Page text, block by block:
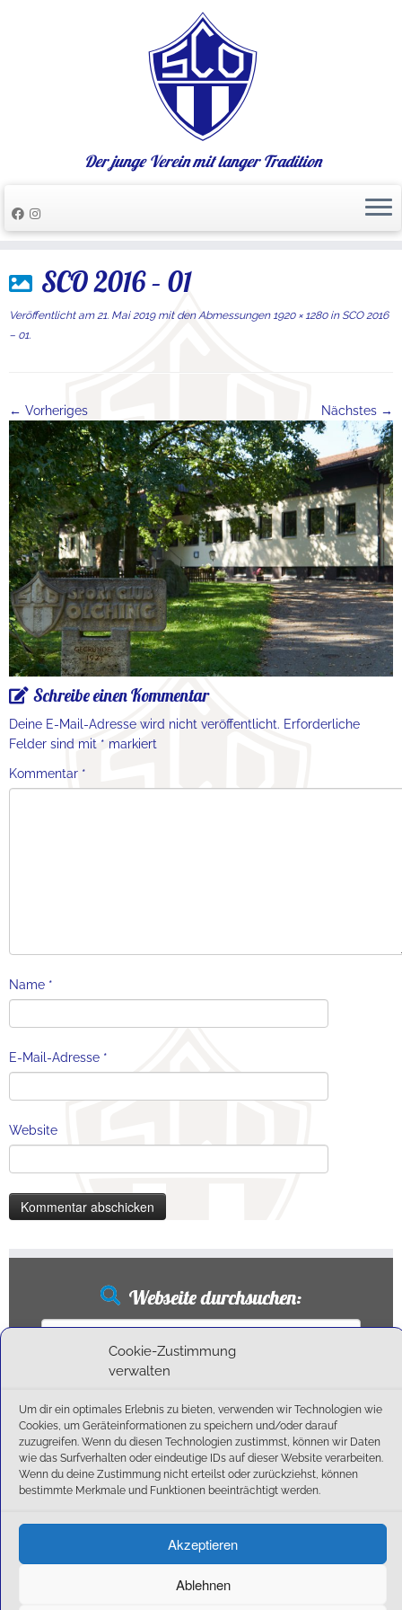
Cookie-Zustimmung
verwalten
Um dir ein optimales Erlebnis zu bieten, verwenden wir Technologien wie
Cookies, um Geräteinformationen zu speichern und/oder darauf
zuzugreifen. Wenn du diesen Technologien zustimmst, können wir Daten
wie das Surfverhalten oder eindeutige IDs auf dieser Website verarbeiten.
Wenn du deine Zustimmung nicht erteilst oder zurückziehst, können
bestimmte Merkmale und Funktionen beeinträchtigt werden.
Akzeptieren
Ablehnen
Inhalt
Der junge Verein mit langer Tradition
SCO 2016 – 01
Veröffentlicht am 21. Mai 2019mit den Abmessungen1920 × 1280inSCO 2016
– 01.
← Vorheriges Nächstes →
Schreibe einen Kommentar
Deine E-Mail-Adresse wird nicht veröffentlicht. Erforderliche
Felder sind mit * markiert
Kommentar *
Name *
E-Mail-Adresse *
Website
Webseite durchsuchen:
Suchen
Neueste Beiträge
Ballschule erweitert!
6:1-Triumph im Heimfinale: Der SC Olching schießt sich zurück in die Landesliga!
Außensaison 2025
Start am 01. September!